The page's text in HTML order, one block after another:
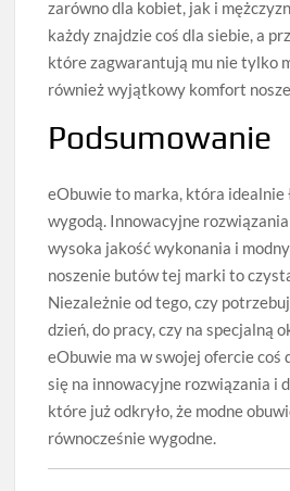
zarówno dla kobiet, jak i
każdy znajdzie coś dla siebie, a
które zagwarantują mu nie tylko
również wyjątkowy komfort
Podsumowanie
eObuwie to marka, która idealnie
wygodą. Innowacyjne
wysoka jakość wykonania i
noszenie butów tej marki to
Niezależnie od tego, czy
dzień, do pracy, czy na specjalną
eObuwie ma w swojej ofercie coś
się na innowacyjne rozwiązania i
które już odkryło, że modne
równocześnie wygodne.